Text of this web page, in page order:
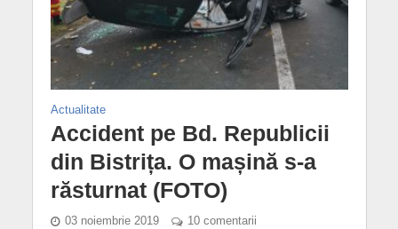
Actualitate
Accident pe Bd. Republicii
din Bistrița. O mașină s-a
răsturnat (FOTO)
03 noiembrie 2019 10 comentarii